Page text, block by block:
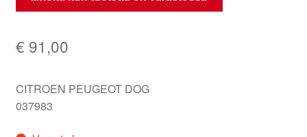
€ 91,00
CITROEN PEUGEOT DOG
037983